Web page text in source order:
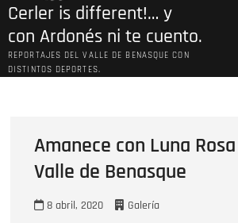
Cerler is different!… y
con Ardonés ni te cuento.
REPORTAJES DEL VALLE DE BENASQUE CON
DISTINTOS DEPORTES.
Amanece con Luna
Valle de Benasque
8 abril, 2020
Galería